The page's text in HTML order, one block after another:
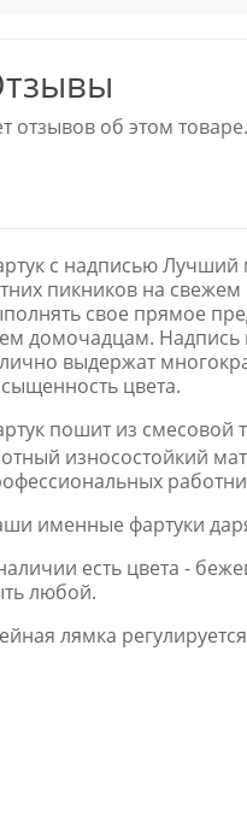
отзывов об этом товаре.
с надписью Лучший
пикников на
свое прямое
домочадцам.
выдержат
цвета.
пошит из смесовой
износостойкий
именные фартуки
есть цвета -
любой.
лямка